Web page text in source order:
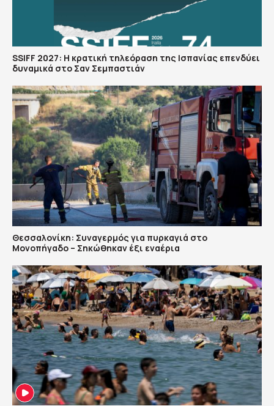
SSIFF 2027: Η κρατική τηλεόραση της Ισπανίας επενδύει
δυναμικά στο Σαν Σεμπαστιάν
Θεσσαλονίκη: Συναγερμός για πυρκαγιά στο
Μονοπήγαδο – Σηκώθηκαν έξι εναέρια